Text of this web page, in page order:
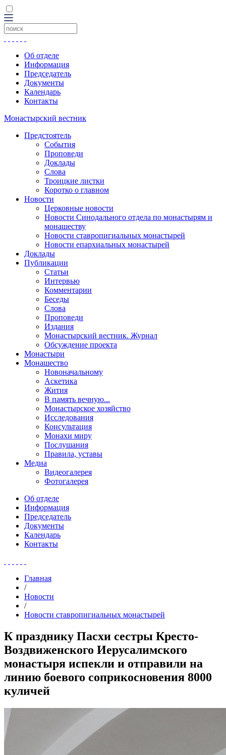
Об отделе
Информация
Председатель
Документы
Календарь
Контакты
Монастырский вестник
Предстоятель
События
Проповеди
Доклады
Слова
Троицкие листки
Коротко о главном
Новости
Церковные новости
Новости Синодального отдела по монастырям и
монашеству
Новости ставропигиальных монастырей
Новости епархиальных монастырей
Доклады
Публикации
Статьи
Интервью
Комментарии
Беседы
Слова
Проповеди
Издания
Монастырский вестник. Журнал
Обсуждение проекта
Монастыри
Монашество
Новоначальному
Аскетика
Жития
В память вечную...
Монастырское хозяйство
Исследования
Консультация
Монахи миру
Послушания
Правила, уставы
Медиа
Видеогалерея
Фотогалерея
Об отделе
Информация
Председатель
Документы
Календарь
Контакты
Главная
/
Новости
/
Новости ставропигиальных монастырей
К празднику Пасхи сестры Кресто-
Воздвиженского Иерусалимского
монастыря испекли и отправили на
линию боевого соприкосновения 8000
куличей